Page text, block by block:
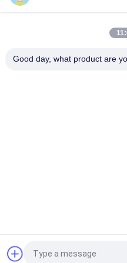
পার্কার ভারী-শুল্ক উচ্চ-চাপ পরিবর্তনশীল
Good day, what product are